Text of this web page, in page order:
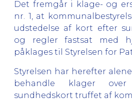
Det fremgår i klage- og
nr. 1, at
udstedelse af kort efter
og regler fastsat med
påklages til Styrelsen for
Styrelsen har herefter
behandle klager
sundhedskort truffet af